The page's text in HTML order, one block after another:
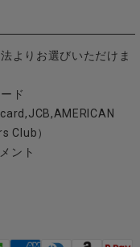
よりお選びいただけま
ド
Club）
ント